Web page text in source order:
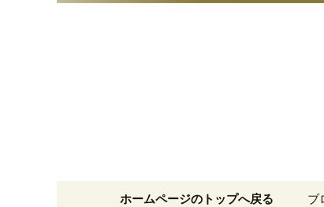
日本橋
コンテンツへ移動
ホームページのトップへ戻る ブ